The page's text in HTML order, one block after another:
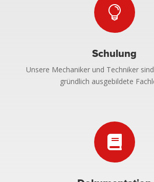

Schulung
Unsere Mechaniker und Techniker
gründlich ausgebildete
